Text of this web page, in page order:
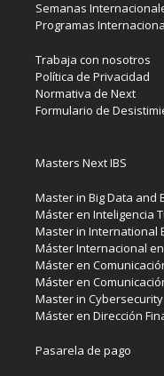
Semanas
Programas
Trabaja con nosotros
Política de Privacidad
Normativa de Next
Formulario de
Masters Next IBS
Master in Big Data and
Máster en Inteligencia
Master in International
Máster Internacional
Máster en
Máster en
Master in Cybersecurity
Máster en Dirección
Pasarela de pago